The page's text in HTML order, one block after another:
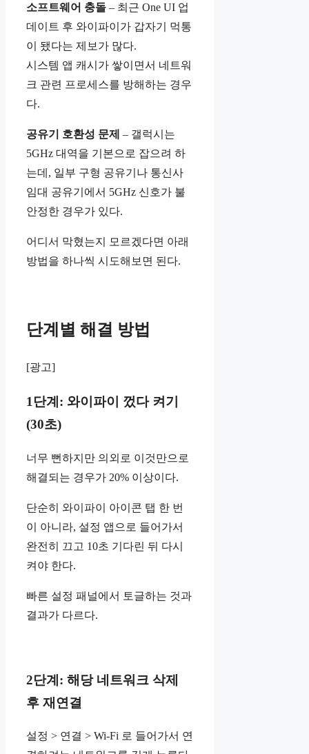
소프트웨어 충돌 – 최근 One UI 업
데이트 후 와이파이가 갑자기 먹통
이 됐다는 제보가 많다.
시스템 앱 캐시가 쌓이면서 네트워
크 관련 프로세스를 방해하는 경우
다.
공유기 호환성 문제 – 갤럭시는
5GHz 대역을 기본으로 잡으려 하
는데, 일부 구형 공유기나 통신사
임대 공유기에서 5GHz 신호가 불
안정한 경우가 있다.
어디서 막혔는지 모르겠다면 아래
방법을 하나씩 시도해보면 된다.
단계별 해결 방법
[광고]
1단계: 와이파이 껐다 켜기
(30초)
너무 뻔하지만 의외로 이것만으로
해결되는 경우가 20% 이상이다.
단순히 와이파이 아이콘 탭 한 번
이 아니라, 설정 앱으로 들어가서
완전히 끄고 10초 기다린 뒤 다시
켜야 한다.
빠른 설정 패널에서 토글하는 것과
결과가 다르다.
2단계: 해당 네트워크 삭제
후 재연결
설정 > 연결 > Wi-Fi 로 들어가서 연